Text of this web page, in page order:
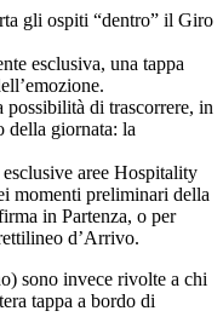
gli ospiti “dentro” il Giro
esclusiva, una tappa
di trascorrere, in
della giornata: la
aree Hospitality
momenti preliminari della
in Partenza, o per
d’Arrivo.
sono invece rivolte a chi
tappa a bordo di